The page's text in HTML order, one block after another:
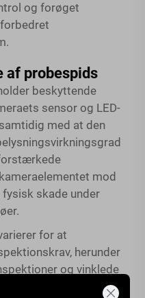
og forøget
af probespids
beskyttende
sensor og LED-
med at den
mod
skade under
for at
herunder
og vinklede